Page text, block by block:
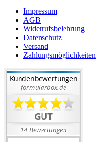
Impressum
AGB
Widerrufsbelehrung
Datenschutz
Versand
Zahlungsmöglichkeiten